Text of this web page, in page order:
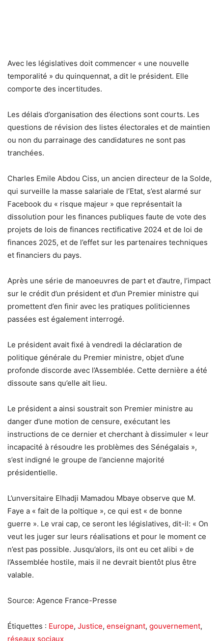
Avec les législatives doit commencer « une nouvelle
temporalité » du quinquennat, a dit le président. Elle
comporte des incertitudes.
Les délais d’organisation des élections sont courts. Les
questions de révision des listes électorales et de maintien
ou non du parrainage des candidatures ne sont pas
tranchées.
Charles Emile Abdou Ciss, un ancien directeur de la Solde,
qui surveille la masse salariale de l’Etat, s’est alarmé sur
Facebook du « risque majeur » que représentait la
dissolution pour les finances publiques faute de vote des
projets de lois de finances rectificative 2024 et de loi de
finances 2025, et de l’effet sur les partenaires techniques
et financiers du pays.
Après une série de manoeuvres de part et d’autre, l’impact
sur le crédit d’un président et d’un Premier ministre qui
promettent d’en finir avec les pratiques politiciennes
passées est également interrogé.
Le président avait fixé à vendredi la déclaration de
politique générale du Premier ministre, objet d’une
profonde discorde avec l’Assemblée. Cette dernière a été
dissoute sans qu’elle ait lieu.
Le président a ainsi soustrait son Premier ministre au
danger d’une motion de censure, exécutant les
instructions de ce dernier et cherchant à dissimuler « leur
incapacité à résoudre les problèmes des Sénégalais »,
s’est indigné le groupe de l’ancienne majorité
présidentielle.
L’unversitaire Elhadji Mamadou Mbaye observe que M.
Faye a « fait de la poltique », ce qui est « de bonne
guerre ». Le vrai cap, ce seront les législatives, dit-il: « On
veut les juger sur leurs réalisations et pour le moment ce
n’est pas possible. Jusqu’alors, ils ont eu cet alibi » de
l’Assemblée hostile, mais il ne devrait bientôt plus être
valable.
Source: Agence France-Presse
Étiquettes : Europe, Justice, enseignant, gouvernement,
réseaux sociaux